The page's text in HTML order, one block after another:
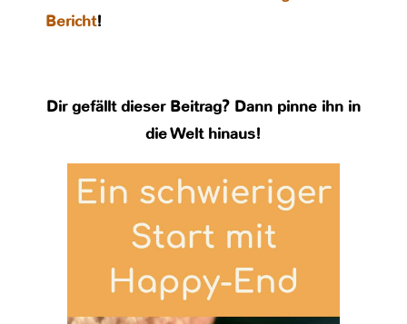
Bericht!
Dir gefällt dieser Beitrag? Dann pinne ihn in
die Welt hinaus!